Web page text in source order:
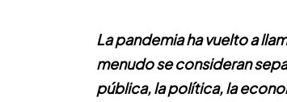
La pandemia ha vuelto a
menudo se consideran
pública, la política, la